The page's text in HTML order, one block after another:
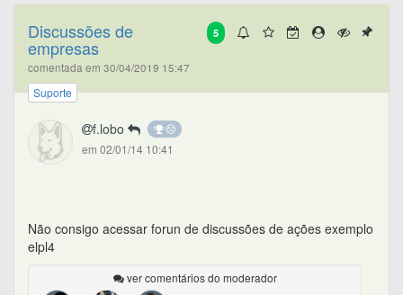
5
Discussões de
empresas
comentada em 30/04/2019 15:47
Suporte
f.lobo
em 02/01/14 10:41
Não consigo acessar forun de discussões de ações exemplo
elpl4
ver comentários do moderador